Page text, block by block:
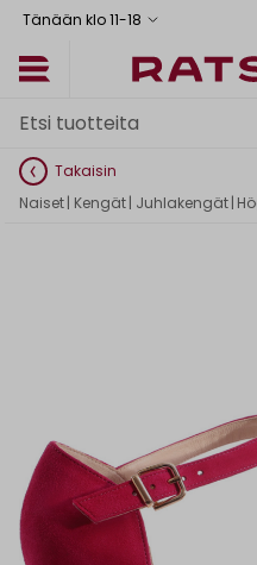
Tänään klo 11-18
Toimituskulut alk.
Takaisin
Naiset| Kengät| Juhlakengät |